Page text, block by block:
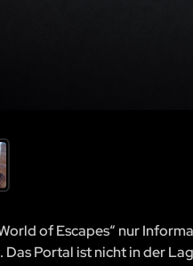
of Escapes“ nur
Das Portal ist nicht in der